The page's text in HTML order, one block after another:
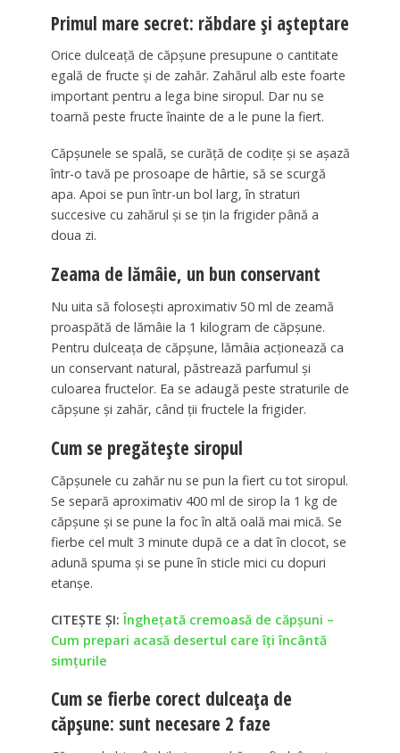
Primul mare secret: răbdare și așteptare
Orice dulceață de căpșune presupune o cantitate
egală de fructe și de zahăr. Zahărul alb este foarte
important pentru a lega bine siropul. Dar nu se
toarnă peste fructe înainte de a le pune la fiert.
Căpșunele se spală, se curăță de codițe și se așază
într-o tavă pe prosoape de hârtie, să se scurgă
apa. Apoi se pun într-un bol larg, în straturi
succesive cu zahărul și se țin la frigider până a
doua zi.
Zeama de lămâie, un bun conservant
Nu uita să folosești aproximativ 50 ml de zeamă
proaspătă de lămâie la 1 kilogram de căpșune.
Pentru dulceața de căpșune, lămâia acționează ca
un conservant natural, păstrează parfumul și
culoarea fructelor. Ea se adaugă peste straturile de
căpșune și zahăr, când ții fructele la frigider.
Cum se pregătește siropul
Căpșunele cu zahăr nu se pun la fiert cu tot siropul.
Se separă aproximativ 400 ml de sirop la 1 kg de
căpșune și se pune la foc în altă oală mai mică. Se
fierbe cel mult 3 minute după ce a dat în clocot, se
adună spuma și se pune în sticle mici cu dopuri
etanșe.
CITEȘTE ȘI:Înghețată cremoasă de căpșuni –
Cum prepari acasă desertul care îți încântă
simțurile
Cum se fierbe corect dulceața de
căpșune: sunt necesare 2 faze